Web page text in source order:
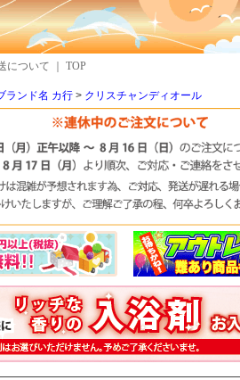
について TOP
ランド名 カ行 クリスチャンディオール
MMさん